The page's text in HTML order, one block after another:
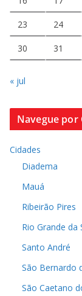
23 24
30 31
« jul
Navegue por
Cidades
Diadema
Mauá
Ribeirão Pires
Rio Grande da
Santo André
São Bernardo
São Caetano